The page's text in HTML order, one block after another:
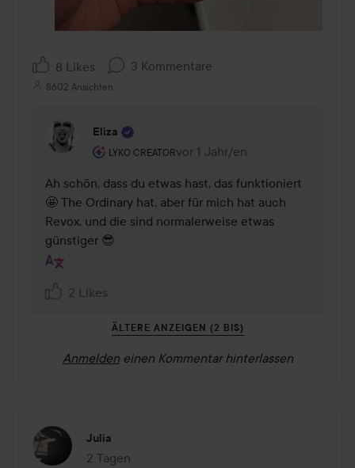
8 Likes 3 Kommentare
8602 Ansichten
Eliza
LYKO CREATOR
Rolle des Benutzers: Lyko Creator.
vor 1 Jahr/en
Kommentaren lades vor 1 Jahr/
Ah schön, dass du etwas hast, das funktioniert
🤩 The Ordinary hat, aber für mich hat auch
Revox, und die sind normalerweise etwas
günstiger 😎
2 Likes
ÄLTERE ANZEIGEN (2 BIS)
Anmelden einen Kommentar hinterlassen
Julia
2 Tagen
Der Beitrag wurde 2 Tagen erstellt